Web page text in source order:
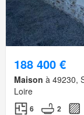
188 400 €
Maison à 49230,
Loire
6 2